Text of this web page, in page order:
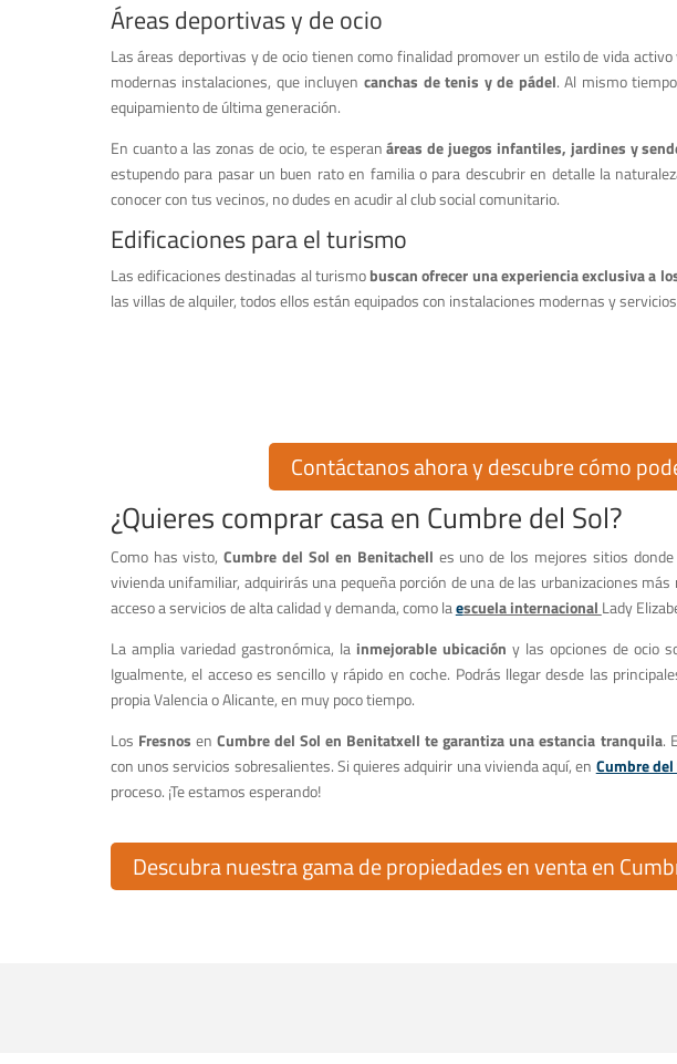
Áreas deportivas y de ocio
Las áreas deportivas y de ocio tienen como finalidad promover un estilo de vida
modernas instalaciones, que incluyen canchas de tenis y de pádel. Al mismo
equipamiento de última generación.
En cuanto a las zonas de ocio, te esperanáreas de juegos infantiles, jardines y
estupendo para pasar un buen rato en familia o para descubrir en detalle la
conocer con tus vecinos, no dudes en acudir al club social comunitario.
Edificaciones para el turismo
Las edificaciones destinadas al turismobuscan ofrecer una experiencia exclusiva a
las villas de alquiler, todos ellos están equipados con instalaciones modernas y
Contáctanos ahora y descubre cómo
¿Quieres comprar casa en Cumbre del Sol?
Como has visto,Cumbre del Sol en Benitachell es uno de los mejores sitios
vivienda unifamiliar, adquirirás una pequeña porción de una de las urbanizaciones
acceso a servicios de alta calidad y demanda, como laescuela internacional Lady
La amplia variedad gastronómica, la inmejorable ubicación y las opciones de ocio
Igualmente, el acceso es sencillo y rápido en coche. Podrás llegar desde las
propia Valencia o Alicante, en muy poco tiempo.
Los Fresnos en Cumbre del Sol en Benitatxell te garantiza una estancia tranquila.
con unos servicios sobresalientes. Si quieres adquirir una vivienda aquí, en Cumbre
proceso. ¡Te estamos esperando!
Descubra nuestra gama de propiedades en venta en